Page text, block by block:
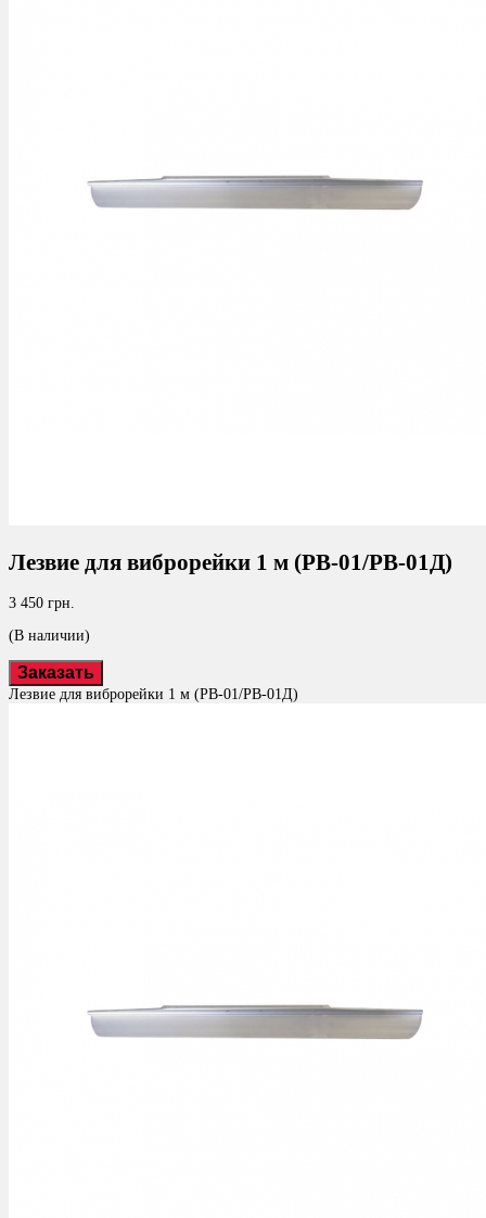
Лезвие для виброрейки 1 м (РВ-01/РВ-01Д)
3 450 грн.
(В наличии)
Заказать
Лезвие для виброрейки 1 м (РВ-01/РВ-01Д)